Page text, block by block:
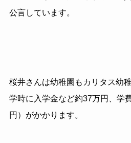
公言しています。
桜井さんは幼稚園もカリタス幼
学時に入学金など約37万円、学
円）がかかります。